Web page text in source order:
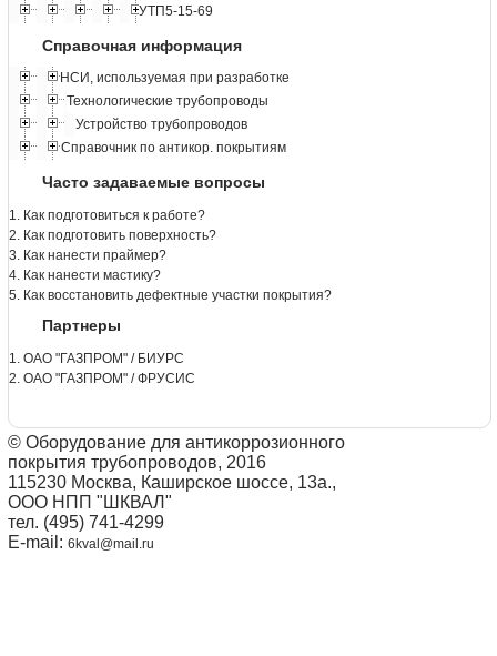
УТП5-15-69
Справочная информация
НСИ, используемая при разработке
Технологические трубопроводы
Устройство трубопроводов
Справочник по антикор. покрытиям
Часто задаваемые вопросы
1. Как подготовиться к работе?
2. Как подготовить поверхность?
3. Как нанести праймер?
4. Как нанести мастику?
5. Как восстановить дефектные участки покрытия?
Партнеры
1. ОАО "ГАЗПРОМ" / БИУРС
2. ОАО "ГАЗПРОМ" / ФРУСИС
© Оборудование для антикоррозионного
покрытия трубопроводов, 2016
115230 Москва, Каширское шоссе, 13а.,
ООО НПП "ШКВАЛ"
тел. (495) 741-4299
E-mail: 6kval@mail.ru